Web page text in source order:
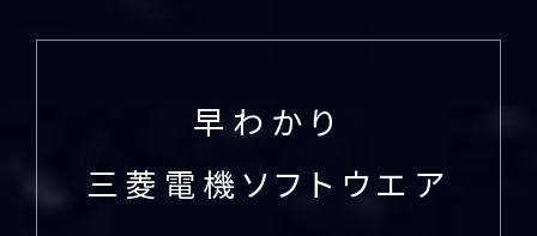
早わかり
三菱電機ソフトウエア